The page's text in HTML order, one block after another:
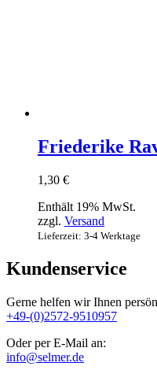
Friederike
1,30 €
Enthält 19% MwSt.
zzgl. Versand
Lieferzeit: 3-4 Werktage
Kundenservice
Gerne helfen wir Ihnen
+49-(0)2572-9510957
Oder per E-Mail an:
info@selmer.de